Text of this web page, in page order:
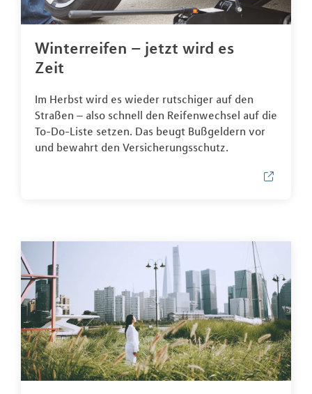
Winterreifen – jetzt wird es
Zeit
Im Herbst wird es wieder rutschiger auf den
Straßen – also schnell den Reifenwechsel auf die
To-Do-Liste setzen. Das beugt Bußgeldern vor
und bewahrt den Versicherungsschutz.